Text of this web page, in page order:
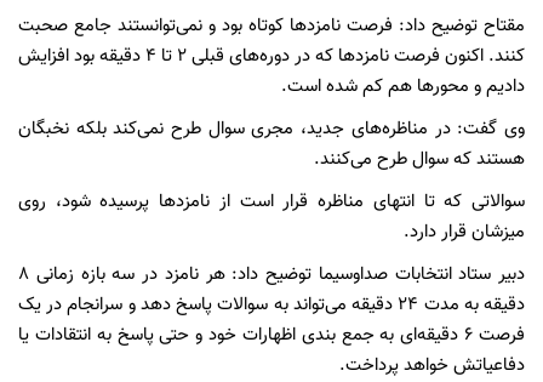
مقتاح توضیح داد: فرصت نامزد‌ها کوتاه بود و نمی‌توانستند جامع صحبت
کنند. اکنون فرصت نامزد‌ها که در دوره‌های قبلی ۲ تا ۴ دقیقه بود افزایش
دادیم و محور‌ها هم کم شده است.
وی گفت: در مناظره‌های جدید، مجری سوال طرح نمی‌کند بلکه نخبگان
هستند که سوال طرح می‌کنند.
سوالاتی که تا انتهای مناظره قرار است از نامزد‌ها پرسیده شود، روی
میزشان قرار دارد.
دبیر ستاد انتخابات صداوسیما توضیح داد: هر نامزد در سه بازه زمانی ۸
دقیقه به مدت ۲۴ دقیقه می‌تواند به سوالات پاسخ دهد و سرانجام در یک
فرصت ۶ دقیقه‌ای به جمع بندی اظهارات خود و حتی پاسخ به انتقادات یا
دفاعیاتش خواهد پرداخت.